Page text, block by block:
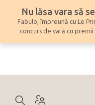
conținut
Nu lăsa vara să
Fabulo, împreună cu Le
concurs de vară cu